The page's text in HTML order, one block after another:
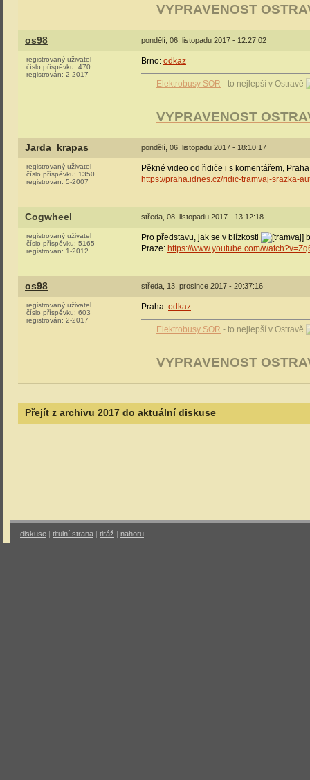
VYPRAVENOST
os98 pondělí, 06. listopadu 2017 - 12:27:02
registrovaný uživatel
číslo příspěvku: 470
registrován: 2-2017
Brno: odkaz
Elektrobusy SOR - to nejlepší v Ostravě
VYPRAVENOST
Jarda_krapas pondělí, 06. listopadu 2017 - 18:10:17
registrovaný uživatel
číslo příspěvku: 1350
registrován: 5-2007
Pěkné video od řidiče i s komentářem,
https://praha.idnes.cz/ridic-tramvaj-srazka-
Cogwheel středa, 08. listopadu 2017 - 13:12:18
registrovaný uživatel
číslo příspěvku: 5165
registrován: 1-2012
Pro představu, jak se v blízkosti
Praze: https://www.youtube.com/
os98 středa, 13. prosince 2017 - 20:37:16
registrovaný uživatel
číslo příspěvku: 603
registrován: 2-2017
Praha: odkaz
Elektrobusy SOR - to nejlepší v Ostravě
VYPRAVENOST
Přejít z archivu 2017 do aktuální diskuse
diskuse | titulní strana | tiráž | nahoru